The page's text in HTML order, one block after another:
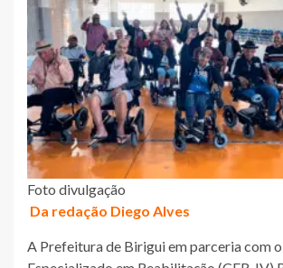
Foto divulgação
Da redação Diego Alves
A Prefeitura de Birigui em parceria com